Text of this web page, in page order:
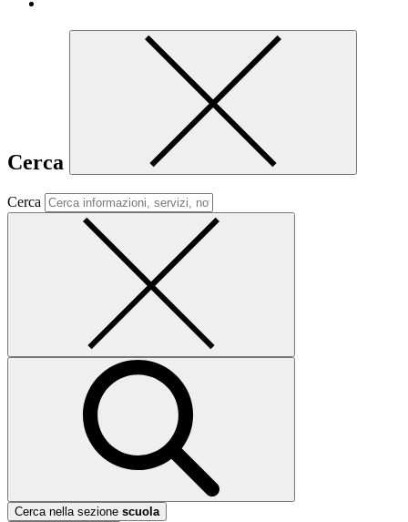
Cerca
Cerca
Cerca nella sezione scuola